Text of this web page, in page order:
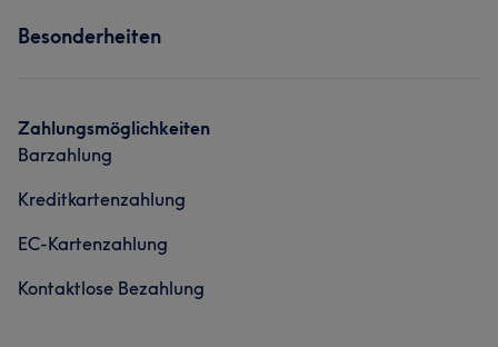
Besonderheiten
Zahlungsmöglichkeiten
Barzahlung
Kreditkartenzahlung
EC-Kartenzahlung
Kontaktlose Bezahlung